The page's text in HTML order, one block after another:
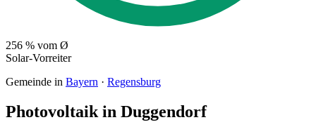
256 % vom Ø
Solar-Vorreiter
Gemeinde in Bayern · Regensburg
Photovoltaik in Duggendorf